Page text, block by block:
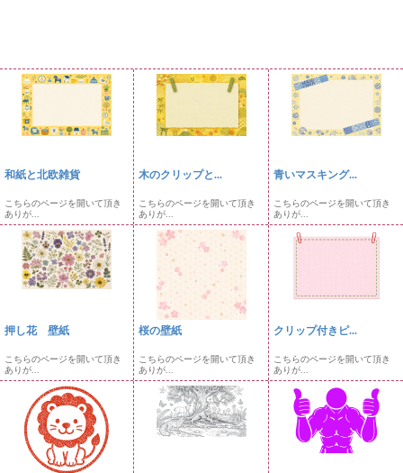
和紙と北欧雑貨
こちらのページを開いて頂き
ありが...
木のクリップと...
こちらのページを開いて頂き
ありが...
青いマスキング...
こちらのページを開いて頂き
ありが...
押し花 壁紙
こちらのページを開いて頂き
ありが...
桜の壁紙
こちらのページを開いて頂き
ありが...
クリップ付きピ...
こちらのページを開いて頂き
ありが...